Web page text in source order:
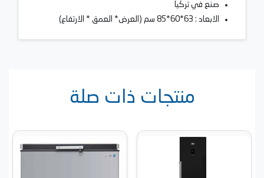
صنع في تركيا
الابعاد : 63*60*85 سم (العرض* العمق * الارتفاع)
منتجات ذات صلة